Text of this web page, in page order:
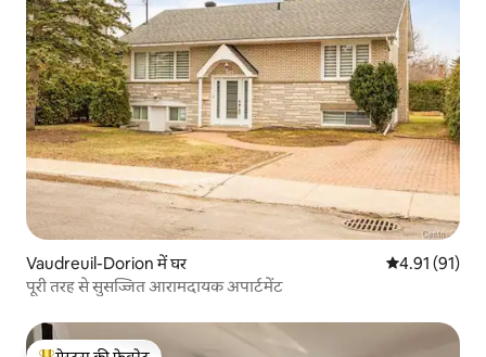
Vaudreuil-Dorion में घर औसत रेटिंग 5 में
4.91 (91)
पूरी तरह से सुसज्जित आरामदायक अपार्टमेंट